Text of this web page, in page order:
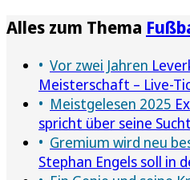
Alles zum Thema
Vor zwei Jahren
Meisterschaft – Live-
Meistgelesen 2025
spricht über seine
Gremium wird neu
Stephan Engels soll in